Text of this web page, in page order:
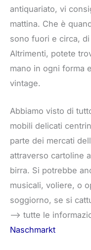
antiquariato, vi
mattina. Che è
sono fuori e circa,
Altrimenti, potete
mano in ogni forma
vintage.
Abbiamo visto di
mobili delicati
parte dei mercati
attraverso cartoline
birra. Si potrebbe
musicali, voliere, o
soggiorno, se si
–> tutte le
Naschmarkt